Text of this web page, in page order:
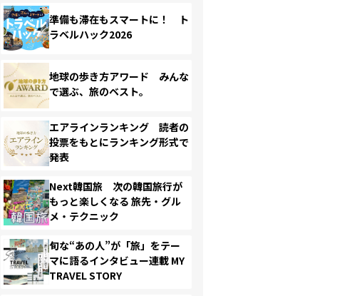
準備も滞在もスマートに！ ト
ラベルハック2026
地球の歩き方アワード みんな
で選ぶ、旅のベスト。
エアラインランキング 読者の
投票をもとにランキング形式で
発表
Next韓国旅 次の韓国旅行が
もっと楽しくなる 旅先・グル
メ・テクニック
旬な“あの人”が「旅」をテー
マに語るインタビュー連載 MY
TRAVEL STORY